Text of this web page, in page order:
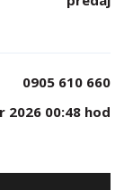
0905 610 660
2026 00:48 hod